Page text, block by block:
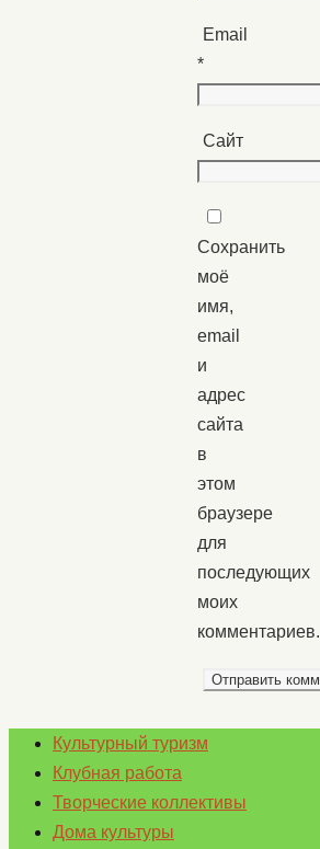
Email
*
Сайт
Сохранить
моё
имя,
email
и
адрес
сайта
в
этом
браузере
для
последующих
моих
комментариев.
Культурный туризм
Клубная работа
Творческие коллективы
Дома культуры